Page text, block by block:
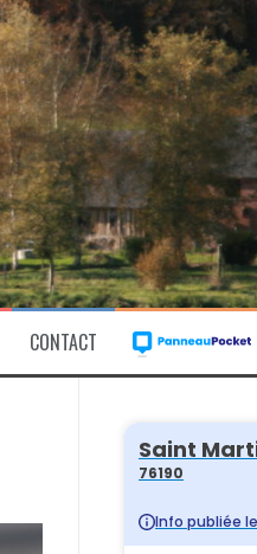
CONTACT